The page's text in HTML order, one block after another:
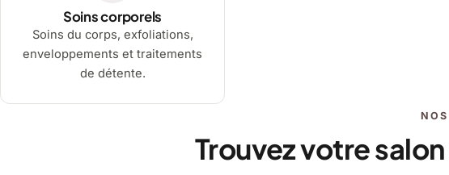
Soins corporels
Soins du corps, exfoliations,
enveloppements et traitements
de détente.
Trouvez votre